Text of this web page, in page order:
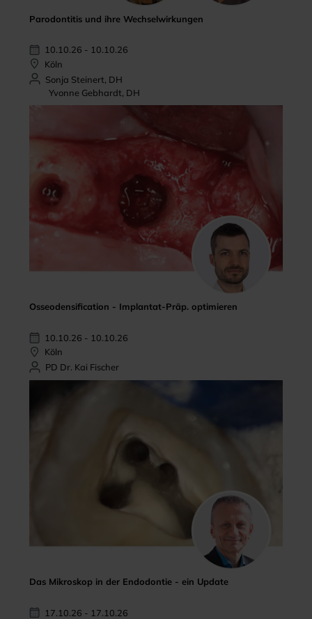
Parodontitis und ihre Wechselwirkungen
10.10.26 - 10.10.26
Köln
Sonja Steinert, DH
Yvonne Gebhardt, DH
Osseodensification - Implantat-Präp. optimieren
10.10.26 - 10.10.26
Köln
PD Dr. Kai Fischer
Das Mikroskop in der Endodontie - ein Update
17.10.26 - 17.10.26